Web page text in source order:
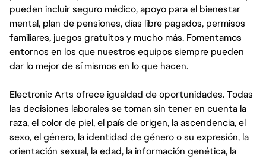
pueden incluir seguro médico, apoyo para el bienestar
mental, plan de pensiones, días libre pagados, permisos
familiares, juegos gratuitos y mucho más. Fomentamos
entornos en los que nuestros equipos siempre pueden
dar lo mejor de sí mismos en lo que hacen.
Electronic Arts ofrece igualdad de oportunidades. Todas
las decisiones laborales se toman sin tener en cuenta la
raza, el color de piel, el país de origen, la ascendencia, el
sexo, el género, la identidad de género o su expresión, la
orientación sexual, la edad, la información genética, la